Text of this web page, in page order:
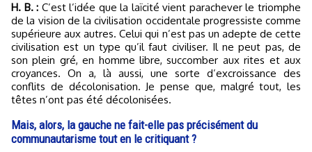
H. B. : C’est l’idée que la laïcité vient parachever le triomphe
de la vision de la civilisation occidentale progressiste comme
supérieure aux autres. Celui qui n’est pas un adepte de cette
civilisation est un type qu’il faut civiliser. Il ne peut pas, de
son plein gré, en homme libre, succomber aux rites et aux
croyances. On a, là aussi, une sorte d’excroissance des
conflits de décolonisation. Je pense que, malgré tout, les
têtes n’ont pas été décolonisées.
Mais, alors, la gauche ne fait-elle pas précisément du
communautarisme tout en le critiquant ?